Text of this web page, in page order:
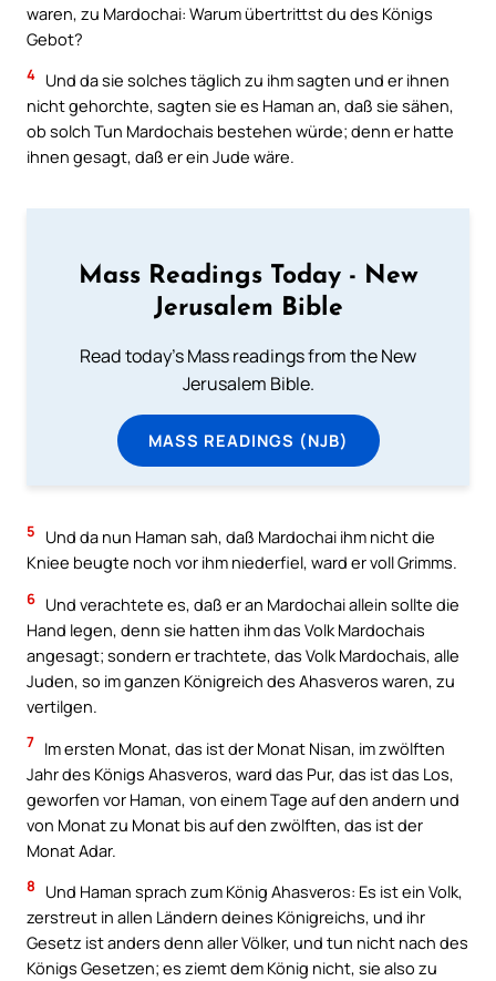
waren, zu Mardochai: Warum übertrittst du des Königs
Gebot?
4 Und da sie solches täglich zu ihm sagten und er ihnen
nicht gehorchte, sagten sie es Haman an, daß sie sähen,
ob solch Tun Mardochais bestehen würde; denn er hatte
ihnen gesagt, daß er ein Jude wäre.
Mass Readings Today - New
Jerusalem Bible
Read today's Mass readings from the New
Jerusalem Bible.
MASS READINGS (NJB)
5
Und da nun Haman sah, daß Mardochai ihm nicht die
Kniee beugte noch vor ihm niederfiel, ward er voll Grimms.
6 Und verachtete es, daß er an Mardochai allein sollte die
Hand legen, denn sie hatten ihm das Volk Mardochais
angesagt; sondern er trachtete, das Volk Mardochais, alle
Juden, so im ganzen Königreich des Ahasveros waren, zu
vertilgen.
7 Im ersten Monat, das ist der Monat Nisan, im zwölften
Jahr des Königs Ahasveros, ward das Pur, das ist das Los,
geworfen vor Haman, von einem Tage auf den andern und
von Monat zu Monat bis auf den zwölften, das ist der
Monat Adar.
8
Und Haman sprach zum König Ahasveros: Es ist ein Volk,
zerstreut in allen Ländern deines Königreichs, und ihr
Gesetz ist anders denn aller Völker, und tun nicht nach des
Königs Gesetzen; es ziemt dem König nicht, sie also zu